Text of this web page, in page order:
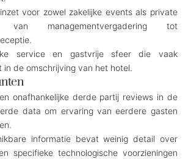
voor zowel zakelijke events als private
van managementvergadering tot
service en gastvrije sfeer die vaak
in de omschrijving van het hotel.
onafhankelijke derde partij reviews in de
data om ervaring van eerdere gasten
informatie bevat weinig detail over
specifieke technologische voorzieningen